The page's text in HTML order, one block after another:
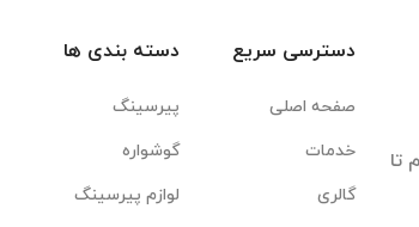
تا
دسترسی سریع
صفحه اصلی
خدمات
گالری
دسته بندی ها
پیرسینگ
گوشواره
لوازم پیرسینگ